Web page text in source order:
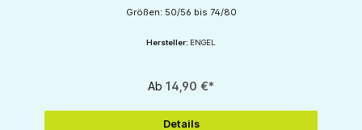
Größen: 50/56 bis 74/80
Hersteller: ENGEL
Ab 14,90 €*
Details